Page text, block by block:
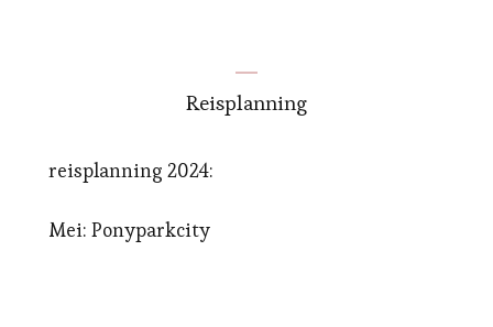
Reisplanning
reisplanning 2024:
Mei: Ponyparkcity